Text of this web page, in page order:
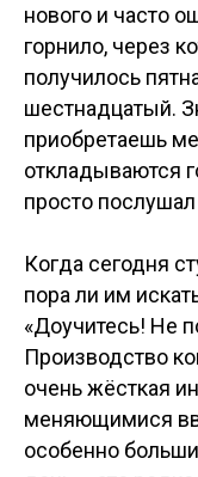
нового и часто
горнило, через
получилось
шестнадцатый.
приобретаешь
откладываются
просто
Когда сегодня
пора ли им
«Доучитесь! Не
Производство
очень жёсткая
меняющимися
особенно